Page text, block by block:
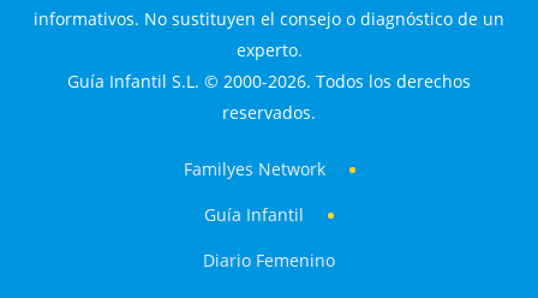
informativos. No sustituyen el consejo o diagnóstico de un
experto.
Guía Infantil S.L. © 2000-2026. Todos los derechos
reservados.
Familyes Network
Guía Infantil
Diario Femenino